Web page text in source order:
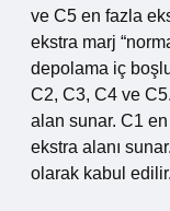
ve C5 en fazla
ekstra marj
depolama iç
C2, C3, C4 ve
alan sunar. C1
ekstra alanı
olarak kabul edilir.